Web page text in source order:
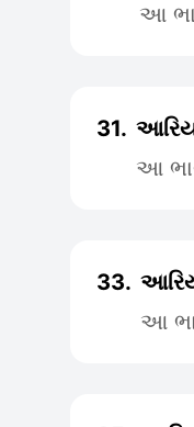
આ
31.
આ
33.
આ